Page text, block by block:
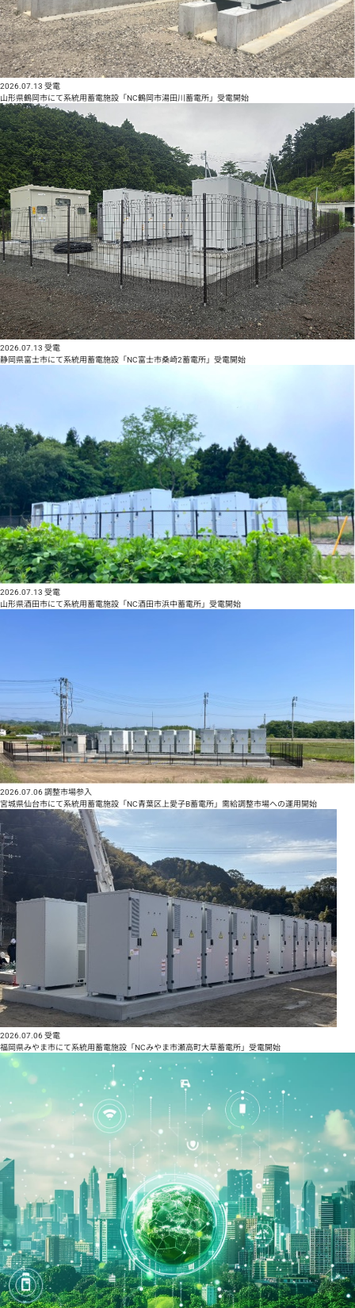
2026.07.13 受電
山形県鶴岡市にて系統用蓄電施設「NC鶴岡市湯田川蓄電所」受電開始
2026.07.13 受電
静岡県富士市にて系統用蓄電施設「NC富士市桑崎2蓄電所」受電開始
2026.07.13 受電
山形県酒田市にて系統用蓄電施設「NC酒田市浜中蓄電所」受電開始
2026.07.06 調整市場参入
宮城県仙台市にて系統用蓄電施設「NC青葉区上愛子B蓄電所」需給調整市場への運用開始
2026.07.06 受電
福岡県みやま市にて系統用蓄電施設「NCみやま市瀬高町大草蓄電所」受電開始